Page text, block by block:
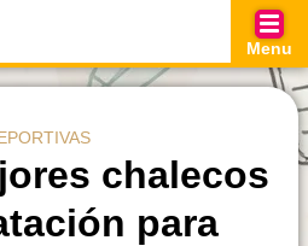
Menu
chalecos
para